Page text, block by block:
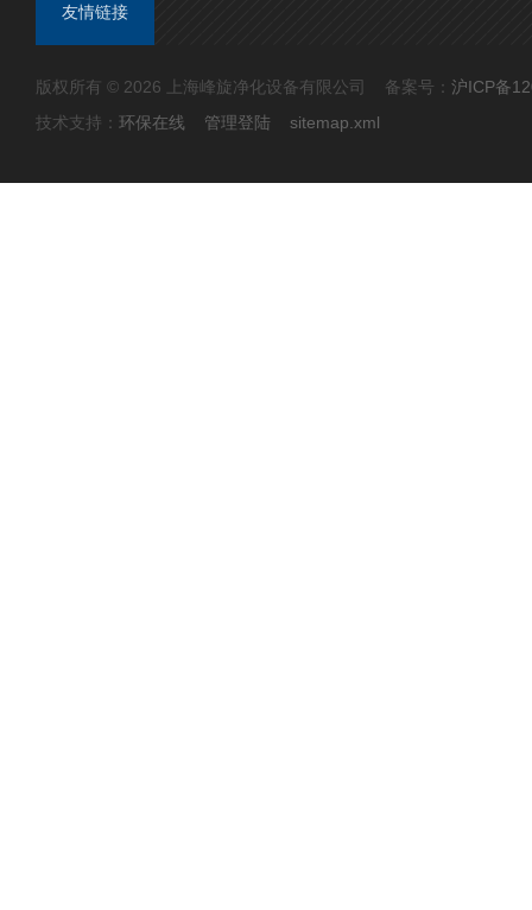
友情链接
版权所有 © 2026 上海峰旋净化设备有限公司 备案号： 沪ICP备
技术支持： 环保在线 管理登陆 sitemap.xml